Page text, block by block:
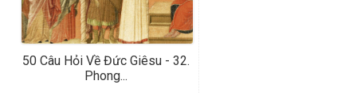
50 Câu Hỏi Về Đức Giêsu - 32.
Phong...